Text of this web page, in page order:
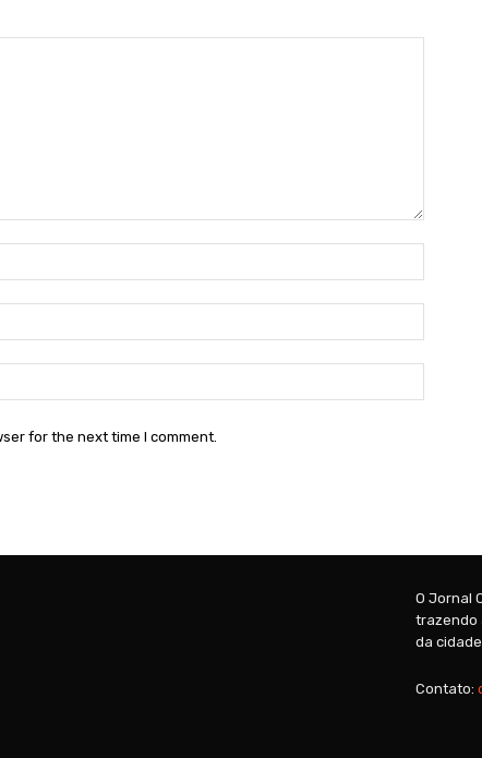
for the next time I comment.
O Jornal
trazendo
da
Contato: